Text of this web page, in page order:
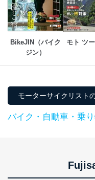
BikeJIN（バイク
ジン）
モト ツ
モーターサイクリスト
バイク・自動車・乗